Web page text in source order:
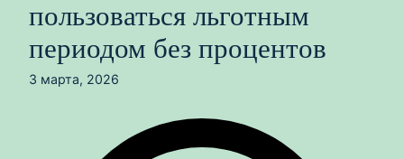
пользоваться льготным
периодом без процентов
3 марта, 2026